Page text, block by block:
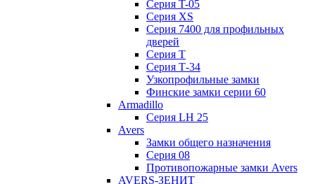
Серия T-05
Серия XS
Серия 7400 для профильных
дверей
Серия Т
Серия Т-34
Узкопрофильные замки
Финские замки серии 60
Armadillo
Серия LH 25
Avers
Замки общего назначения
Серия 08
Противопожарные замки Avers
AVERS-ЗЕНИТ